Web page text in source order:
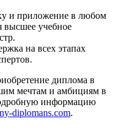
и приложение в любом
высшее учебное
на всех этапах
диплома в
мечтам и амбициям в
информацию
diplomans.com.